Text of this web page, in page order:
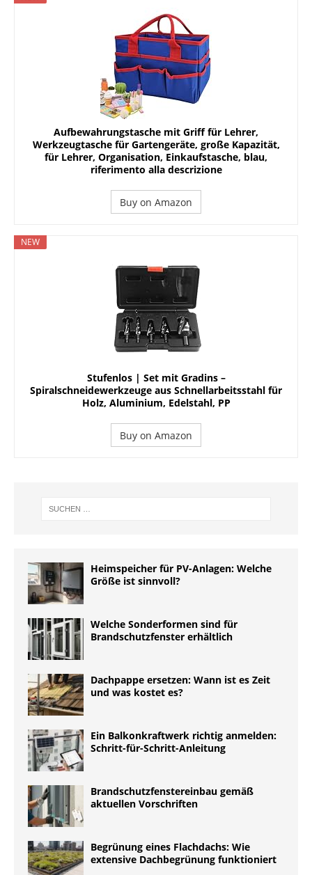
Aufbewahrungstasche mit Griff für Lehrer,
Werkzeugtasche für Gartengeräte, große Kapazität,
für Lehrer, Organisation, Einkaufstasche, blau,
riferimento alla descrizione
Buy on Amazon
NEW
Stufenlos | Set mit Gradins –
Spiralschneidewerkzeuge aus Schnellarbeitsstahl für
Holz, Aluminium, Edelstahl, PP
Buy on Amazon
Heimspeicher für PV-Anlagen: Welche
Größe ist sinnvoll?
Welche Sonderformen sind für
Brandschutzfenster erhältlich
Dachpappe ersetzen: Wann ist es Zeit
und was kostet es?
Ein Balkonkraftwerk richtig anmelden:
Schritt-für-Schritt-Anleitung
Brandschutzfenstereinbau gemäß
aktuellen Vorschriften
Begrünung eines Flachdachs: Wie
extensive Dachbegrünung funktioniert